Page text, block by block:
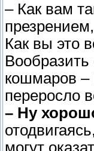
– Как вам
Как вы это
кошмаров –
переросло
– Ну
могут